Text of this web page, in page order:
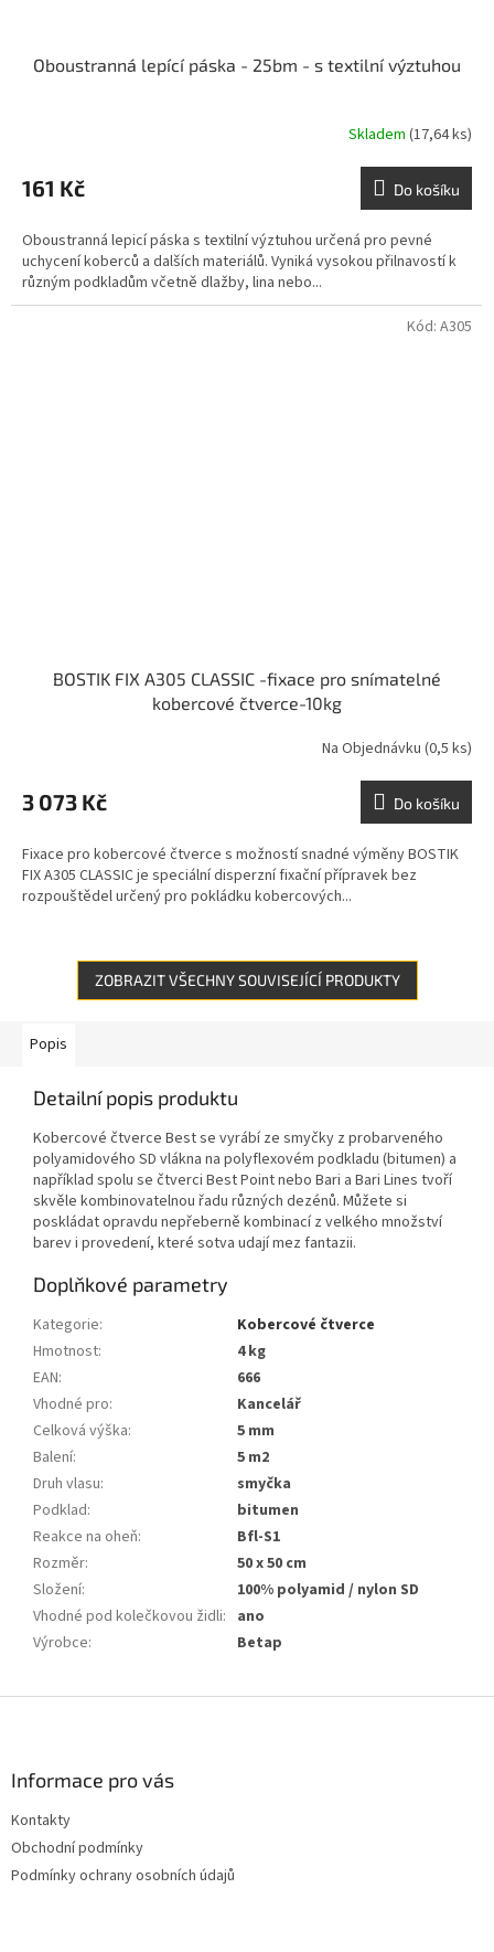
Oboustranná lepící páska - 25bm - s textilní výztuhou
Skladem (17,64 ks)
161 Kč Do košíku
Oboustranná lepicí páska s textilní výztuhou určená pro pevné
uchycení koberců a dalších materiálů. Vyniká vysokou přilnavostí k
různým podkladům včetně dlažby, lina nebo...
BOSTIK FIX A305 CLASSIC -fixace pro snímatelné
kobercové čtverce-10kg
Na Objednávku (0,5 ks)
3 073 Kč Do košíku
Fixace pro kobercové čtverce s možností snadné výměny BOSTIK
FIX A305 CLASSIC je speciální disperzní fixační přípravek bez
rozpouštědel určený pro pokládku kobercových...
Kód: A305
ZOBRAZIT VŠECHNY SOUVISEJÍCÍ PRODUKTY
Popis
Detailní popis produktu
Kobercové čtverce Best se vyrábí ze smyčky z probarveného
polyamidového SD vlákna na polyflexovém podkladu (bitumen) a
například spolu se čtverci Best Point nebo Bari a Bari Lines tvoří
skvěle kombinovatelnou řadu různých dezénů. Můžete si
poskládat opravdu nepřeberně kombinací z velkého množství
barev i provedení, které sotva udají mez fantazii.
Doplňkové parametry
Kategorie:
Kobercové čtverce
Hmotnost:
4 kg
EAN:
666
Vhodné pro:
Kancelář
Celková výška:
5 mm
Balení:
5 m2
Druh vlasu:
smyčka
Podklad:
bitumen
Reakce na oheň:
Bfl-S1
Rozměr:
50 x 50 cm
Složení:
100% polyamid / nylon SD
Vhodné pod kolečkovou židli: ano
Výrobce: Betap
Informace pro vás
Kontakty
Obchodní podmínky
Podmínky ochrany osobních údajů